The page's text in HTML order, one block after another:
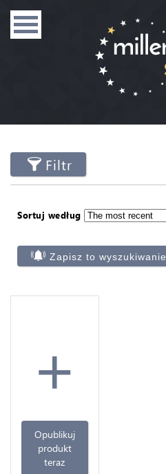
Filtr
Sortuj według
Zapisz to wyszukiwanie
+
Opublikuj
produkt
teraz